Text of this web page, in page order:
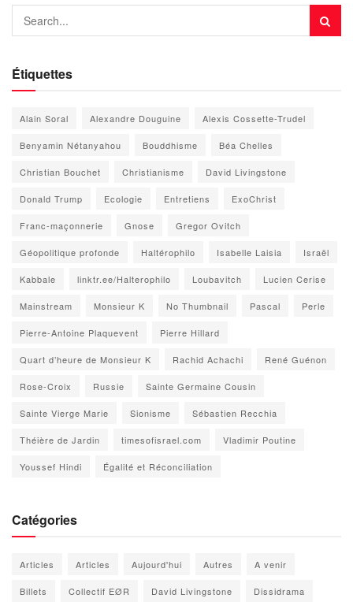
Étiquettes
Alain Soral Alexandre Douguine Alexis Cossette-Trudel
Benyamin Nétanyahou Bouddhisme Béa Chelles
Christian Bouchet Christianisme David Livingstone
Donald Trump Ecologie Entretiens ExoChrist
Franc-maçonnerie Gnose Gregor Ovitch
Géopolitique profonde Haltérophilo Isabelle Laisia Israël
Kabbale linktr.ee/Halterophilo Loubavitch Lucien Cerise
Mainstream Monsieur K No Thumbnail Pascal Perle
Pierre-Antoine Plaquevent Pierre Hillard
Quart d’heure de Monsieur K Rachid Achachi René Guénon
Rose-Croix Russie Sainte Germaine Cousin
Sainte Vierge Marie Sionisme Sébastien Recchia
Théière de Jardin timesofisrael.com Vladimir Poutine
Youssef Hindi Égalité et Réconciliation
Catégories
Articles Articles Aujourd'hui Autres A venir
Billets Collectif EØR David Livingstone Dissidrama